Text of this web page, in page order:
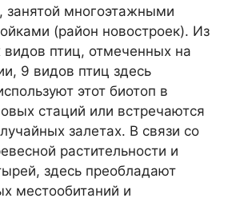
занятой многоэтажными
(район новостроек). Из
видов птиц, отмеченных на
9 видов птиц здесь
этот биотоп в
стаций или встречаются
залетах. В связи со
растительности и
здесь преобладают
местообитаний и